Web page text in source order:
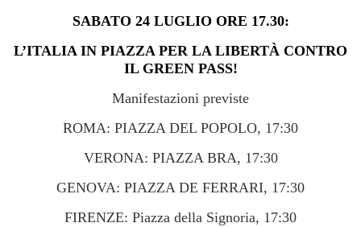
SABATO 24 LUGLIO ORE 17.30:
L’ITALIA IN PIAZZA PER LA LIBERTÀ CONTRO
IL GREEN PASS!
Manifestazioni previste
ROMA: PIAZZA DEL POPOLO, 17:30
VERONA: PIAZZA BRA, 17:30
GENOVA: PIAZZA DE FERRARI, 17:30
FIRENZE: Piazza della Signoria, 17:30